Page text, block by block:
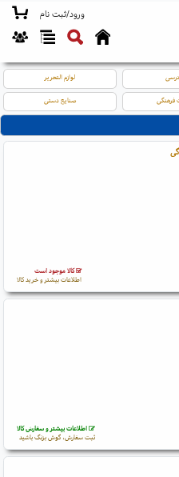
ورود/ثبت نام
لوازم التحریر
فرهنگی صنایع دستی
کالا موجود است
اطلاعات بیشتر و خرید کالا
اطلاعات بیشتر و سفارش کالا
ثبت سفارش، گوش بزنگ باشید